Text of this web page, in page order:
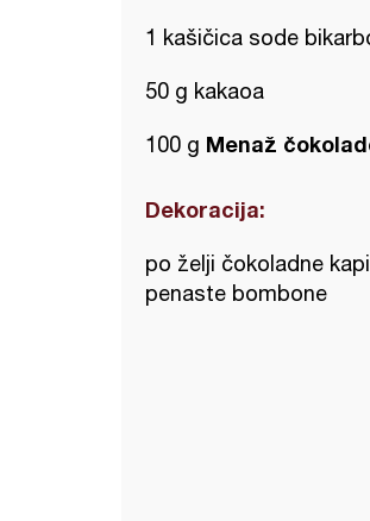
1 kašičica sode
50 g kakaoa
100 g Menaž
Dekoracija:
po želji čokoladne
penaste bombone